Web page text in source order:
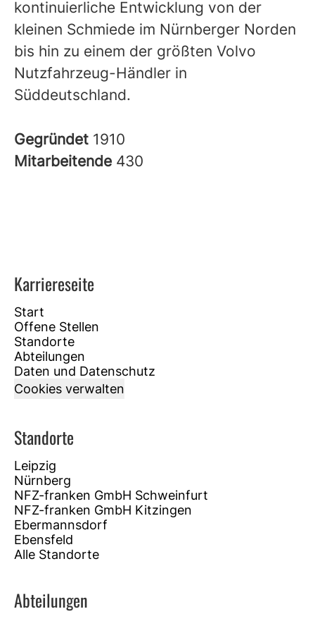
kontinuierliche Entwicklung von der
kleinen Schmiede im Nürnberger Norden
bis hin zu einem der größten Volvo
Nutzfahrzeug-Händler in
Süddeutschland.
Gegründet 1910
Mitarbeitende 430
Karriereseite
Start
Offene Stellen
Standorte
Abteilungen
Daten und Datenschutz
Cookies verwalten
Standorte
Leipzig
Nürnberg
NFZ-franken GmbH Schweinfurt
NFZ-franken GmbH Kitzingen
Ebermannsdorf
Ebensfeld
Alle Standorte
Abteilungen